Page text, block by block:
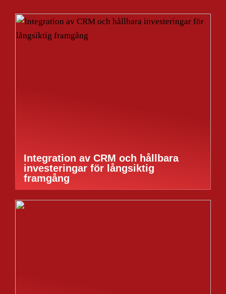
Integration av CRM och hållbara
investeringar för långsiktig
framgång